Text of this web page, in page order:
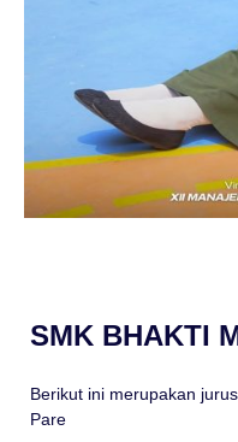
SMK BHAKTI
Berikut ini merupakan
Pare